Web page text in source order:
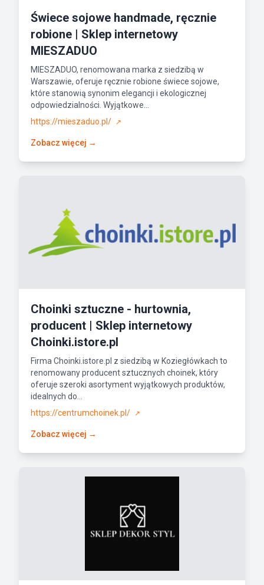
Świece sojowe handmade, ręcznie
robione | Sklep internetowy
MIESZADUO
MIESZADUO, renomowana marka z siedzibą w
Warszawie, oferuje ręcznie robione świece sojowe,
które stanowią synonim elegancji i ekologicznej
odpowiedzialności. Wyjątkowe...
https://mieszaduo.pl/
↗
Zobacz więcej →
Choinki sztuczne - hurtownia,
producent | Sklep internetowy
Choinki.istore.pl
Firma Choinki.istore.pl z siedzibą w Koziegłówkach to
renomowany producent sztucznych choinek, który
oferuje szeroki asortyment wyjątkowych produktów,
idealnych do...
https://centrumchoinek.pl/
↗
Zobacz więcej →